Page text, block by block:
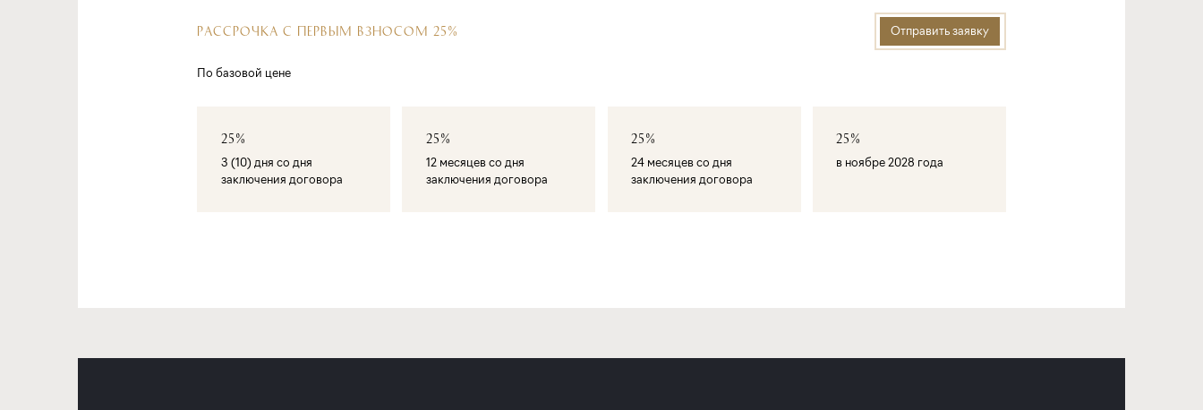
РАССРОЧКА С ПЕРВЫМ ВЗНОСОМ 25%
По базовой цене
Отправить заявку
25%
3 (10) дня со дня
заключения договора
25%
12 месяцев со дня
заключения договора
25%
24 месяцев со дня
заключения договора
25%
в ноябре 2028 года